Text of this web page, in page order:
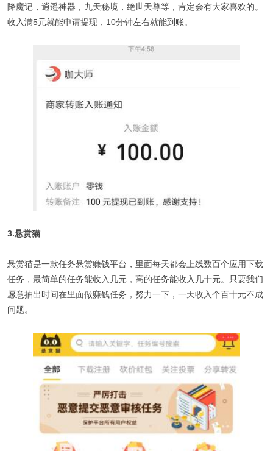
降魔记，逍遥神器，九天秘境，绝世天尊等，肯定会有大家喜欢的。
收入满5元就能申请提现，10分钟左右就能到账。
3.悬赏猫
悬赏猫是一款任务悬赏赚钱平台，里面每天都会上线数百个应用下载
任务，最简单的任务能收入几元，高的任务能收入几十元。只要我们
愿意抽出时间在里面做赚钱任务，努力一下，一天收入个百十元不成
问题。